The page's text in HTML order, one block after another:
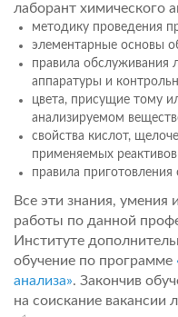
лаборант химического
методику проведения
элементарные основы
правила обслуживания
аппаратуры и
цвета, присущие тому
анализируемом
свойства кислот,
применяемых
правила
Все эти знания,
работы по данной
Институте
обучение по программе
анализа». Закончив
на соискание вакансии